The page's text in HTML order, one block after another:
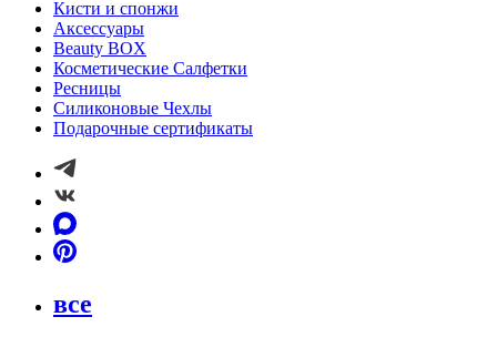
Кисти и спонжи
Аксессуары
Beauty BOX
Косметические Салфетки
Ресницы
Силиконовые Чехлы
Подарочные сертификаты
все